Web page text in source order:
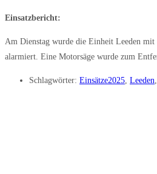
Einsatzbericht:
Am Dienstag wurde die Einheit Leeden mit
alarmiert. Eine Motorsäge wurde zum
Schlagwörter: Einsätze2025, Leeden,